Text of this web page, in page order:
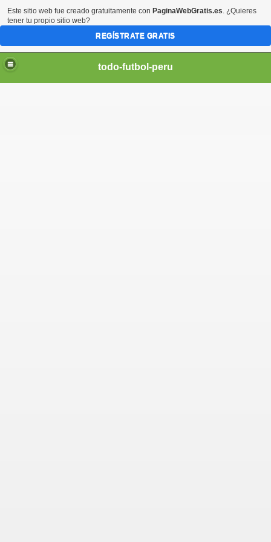
todo-futbol-peru
Este sitio web fue creado gratuitamente con PaginaWebGratis.es. ¿Quieres
tener tu propio sitio web?
REGÍSTRATE GRATIS